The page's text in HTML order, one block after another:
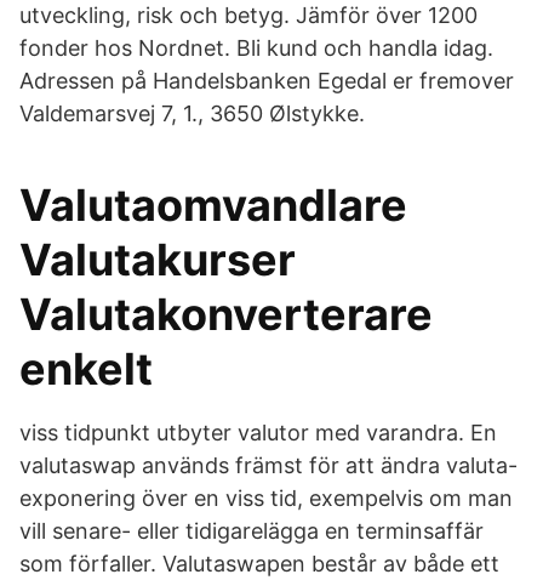
utveckling, risk och betyg. Jämför över 1200
fonder hos Nordnet. Bli kund och handla idag.
Adressen på Handelsbanken Egedal er fremover
Valdemarsvej 7, 1., 3650 Ølstykke.
Valutaomvandlare
Valutakurser
Valutakonverterare
enkelt
viss tidpunkt utbyter valutor med varandra. En
valutaswap används främst för att ändra valuta-
exponering över en viss tid, exempelvis om man
vill senare- eller tidigarelägga en terminsaffär
som förfaller. Valutaswapen består av både ett